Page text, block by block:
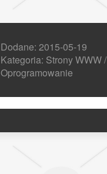
Dodane: 2015-05-19
Kategoria: Strony WWW /
Oprogramowanie